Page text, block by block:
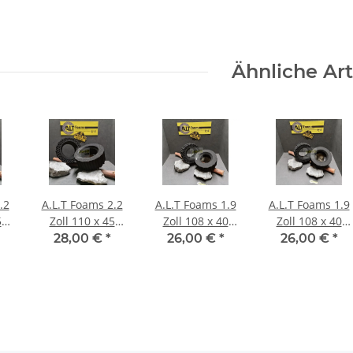
Ähnliche
A.L.T Foams 2.2
Zoll 110 x 45
mm Super Soft
28,00 € *
A.L.T Foams 1.9
Zoll 108 x 40
mm Ultra Super
26,00 € *
A.L.T Foams 1.9
Zoll 108 x 40
mm Ultra Super
26,00 € *